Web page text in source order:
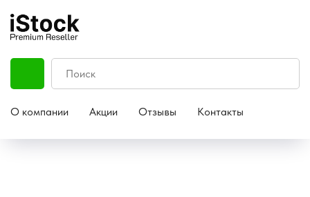
О компании Акции Отзывы Контакты